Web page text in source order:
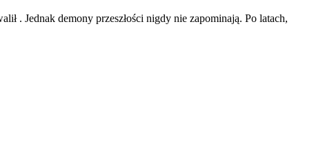
. Jednak demony przeszłości nigdy nie zapominają. Po latach,